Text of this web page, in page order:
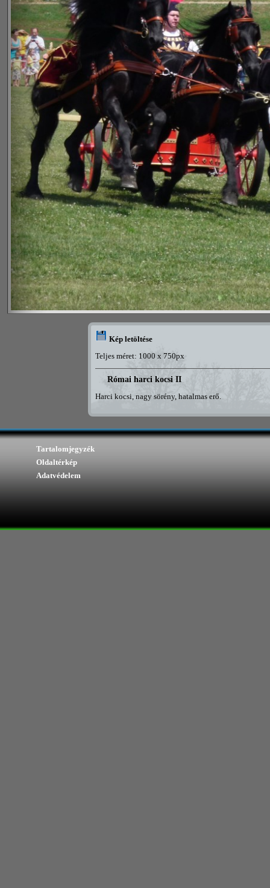
Kép letöltése
Teljes méret: 1000 x 750px
Római harci kocsi II
Harci kocsi, nagy sörény, hatalmas erő.
Tartalomjegyzék
Oldaltérkép
Adatvédelem